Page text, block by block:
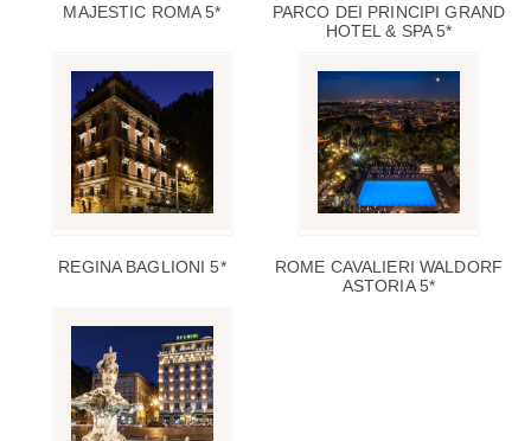
MAJESTIC ROMA 5*
PARCO DEI PRINCIPI GRAND
HOTEL & SPA 5*
REGINA BAGLIONI 5*
ROME CAVALIERI WALDORF
ASTORIA 5*